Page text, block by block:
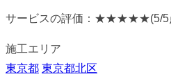
サービスの評価： ★★★★★(5/
施工エリア
東京都 東京都北区